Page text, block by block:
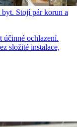
Stojí pár korun a
účinné ochlazení.
složité instalace,